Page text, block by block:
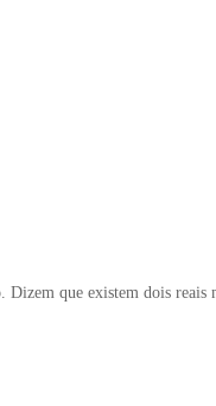
que existem dois